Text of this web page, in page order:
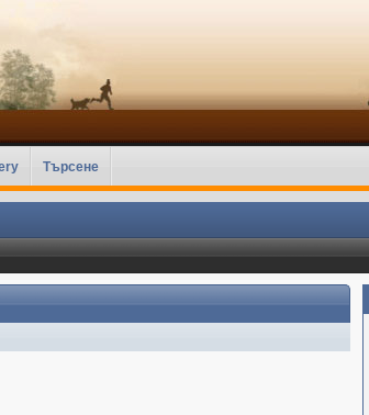
Търсене